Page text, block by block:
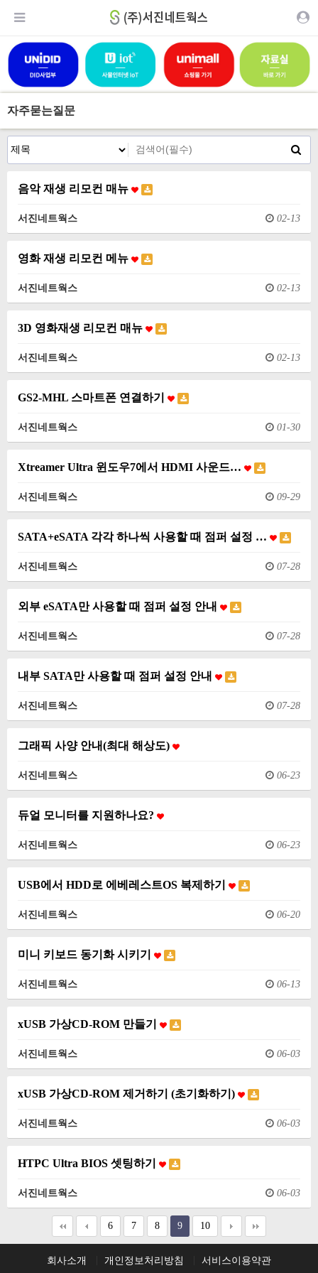
자주묻는질문
음악 재생 리모컨 매뉴
서진네트웍스 02-13
영화 재생 리모컨 메뉴
서진네트웍스 02-13
3D 영화재생 리모컨 매뉴
서진네트웍스 02-13
GS2-MHL 스마트폰 연결하기
서진네트웍스 01-30
Xtreamer Ultra 윈도우7에서 HDMI 사운드…
서진네트웍스 09-29
SATA+eSATA 각각 하나씩 사용할 때 점퍼 설정 …
서진네트웍스 07-28
외부 eSATA만 사용할 때 점퍼 설정 안내
서진네트웍스 07-28
내부 SATA만 사용할 때 점퍼 설정 안내
서진네트웍스 07-28
그래픽 사양 안내(최대 해상도)
서진네트웍스 06-23
듀얼 모니터를 지원하나요?
서진네트웍스 06-23
USB에서 HDD로 에베레스트OS 복제하기
서진네트웍스 06-20
미니 키보드 동기화 시키기
서진네트웍스 06-13
xUSB 가상CD-ROM 만들기
서진네트웍스 06-03
xUSB 가상CD-ROM 제거하기 (초기화하기)
서진네트웍스 06-03
HTPC Ultra BIOS 셋팅하기
서진네트웍스 06-03
6 7 8 9 10
회사소개 개인정보처리방침 서비스이용약관